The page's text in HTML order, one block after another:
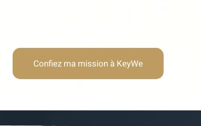
Confiez ma mission à KeyWe